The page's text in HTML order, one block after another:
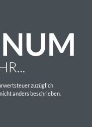
zuzüglich
anders beschrieben.